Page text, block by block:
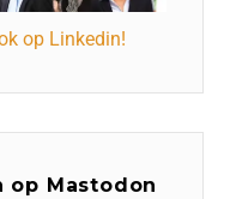
op Linkedin!
op Mastodon